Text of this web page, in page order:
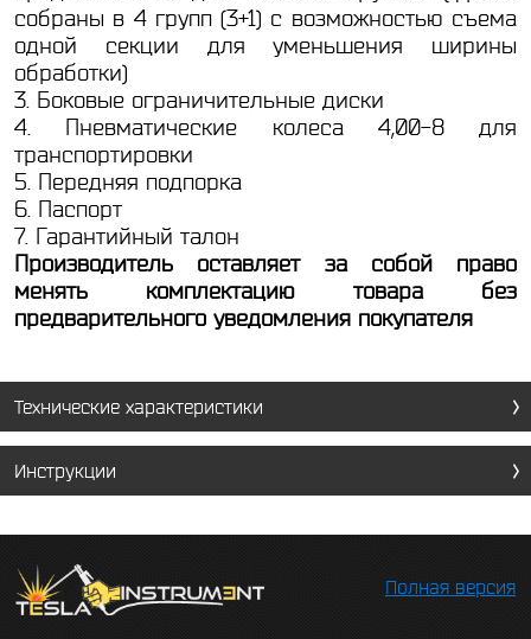
собраны в 4 групп (3+1) с возможностью съема
одной секции для уменьшения ширины
обработки)
3. Боковые ограничительные диски
4. Пневматические колеса 4,00-8 для
транспортировки
5. Передняя подпорка
6. Паспорт
7. Гарантийный талон
Производитель оставляет за собой право
менять комплектацию товара без
предварительного уведомления покупателя
Технические характеристики
Инструкции
Полная версия